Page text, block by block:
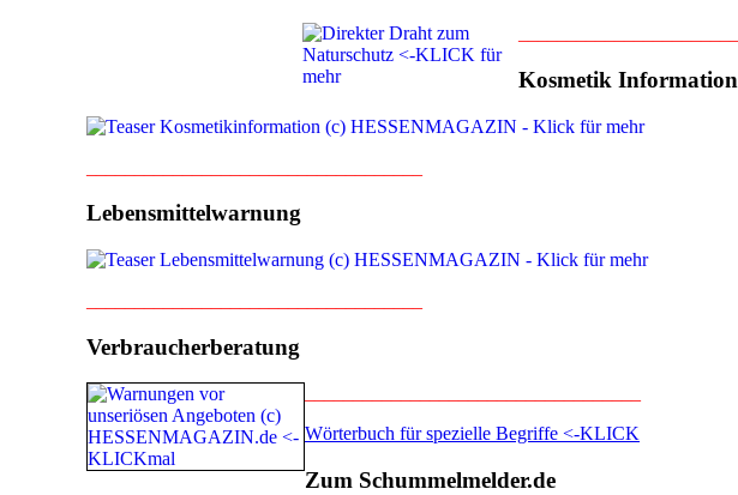
Kosmetik Information
Lebensmittelwarnung
Verbraucherberatung
Wörterbuch für spezielle Begriffe <-KLICK
Zum Schummelmelder.de